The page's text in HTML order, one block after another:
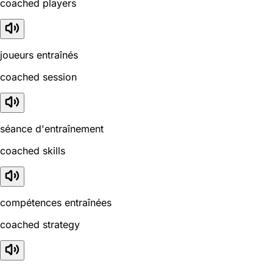
coached players
joueurs entraînés
coached session
séance d'entraînement
coached skills
compétences entraînées
coached strategy